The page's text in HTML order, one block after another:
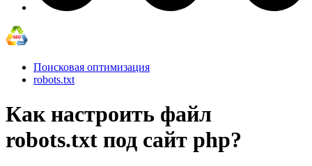
Поисковая оптимизация
robots.txt
Как настроить файл
robots.txt под сайт php?